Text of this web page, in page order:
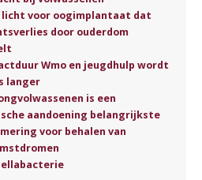
licht voor oogimplantaat dat
door ouderdom
Wmo en jeugdhulp wordt
langer
is een
aandoening belangrijkste
voor behalen van